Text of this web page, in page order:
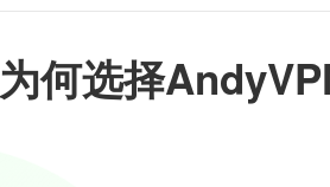
为何选择